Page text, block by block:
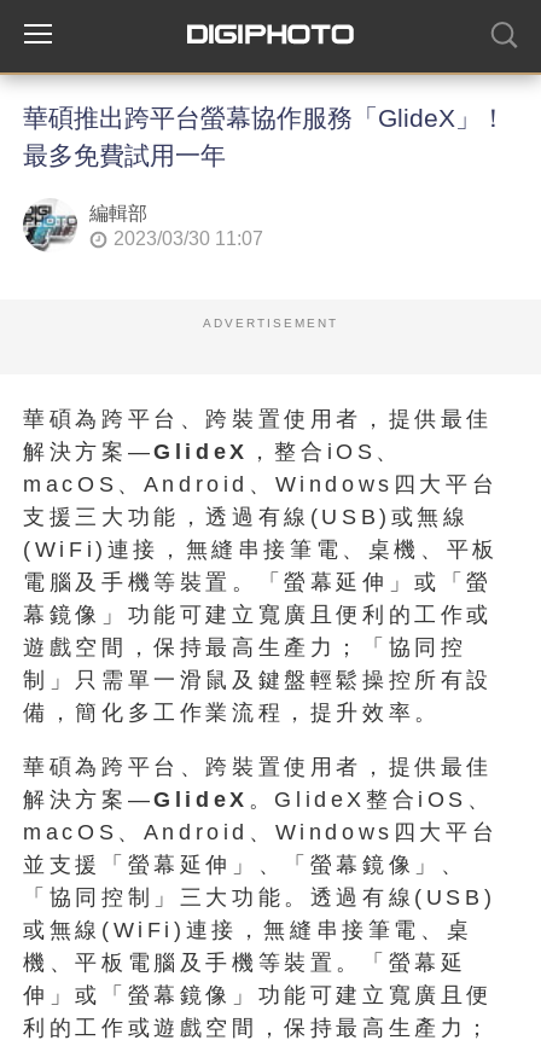
華碩推出跨平台螢幕協作服務「GlideX」！
最多免費試用一年
編輯部
2023/03/30 11:07
ADVERTISEMENT
華碩為跨平台、跨裝置使用者，提供最佳
解決方案—GlideX ，整合iOS、
macOS、Android、Windows四大平台
支援三大功能，透過有線(USB)或無線
(WiFi)連接，無縫串接筆電、桌機、平板
電腦及手機等裝置。「螢幕延伸」或「螢
幕鏡像」功能可建立寬廣且便利的工作或
遊戲空間，保持最高生產力；「協同控
制」只需單一滑鼠及鍵盤輕鬆操控所有設
備，簡化多工作業流程，提升效率。
華碩為跨平台、跨裝置使用者，提供最佳
解決方案—GlideX 。GlideX整合iOS、
macOS、Android、Windows四大平台
並支援「螢幕延伸」、「螢幕鏡像」、
「協同控制」三大功能。透過有線(USB)
或無線(WiFi)連接，無縫串接筆電、桌
機、平板電腦及手機等裝置。「螢幕延
伸」或「螢幕鏡像」功能可建立寬廣且便
利的工作或遊戲空間，保持最高生產力；